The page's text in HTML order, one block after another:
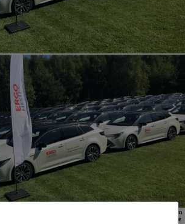
ERGO Hestia we współpracy z Grupą Walder, autoryzowanym dilerem
długodystansowy konkurs "ECO press! CO2 less". Przez 4 miesiące